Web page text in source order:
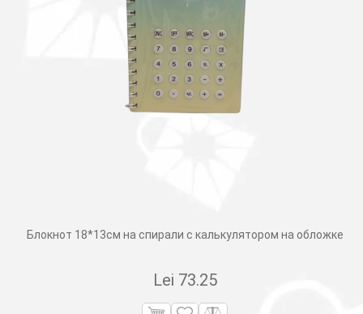
Блокнот 18*13см на спирали с калькулятором на обложке
Lei 73.25